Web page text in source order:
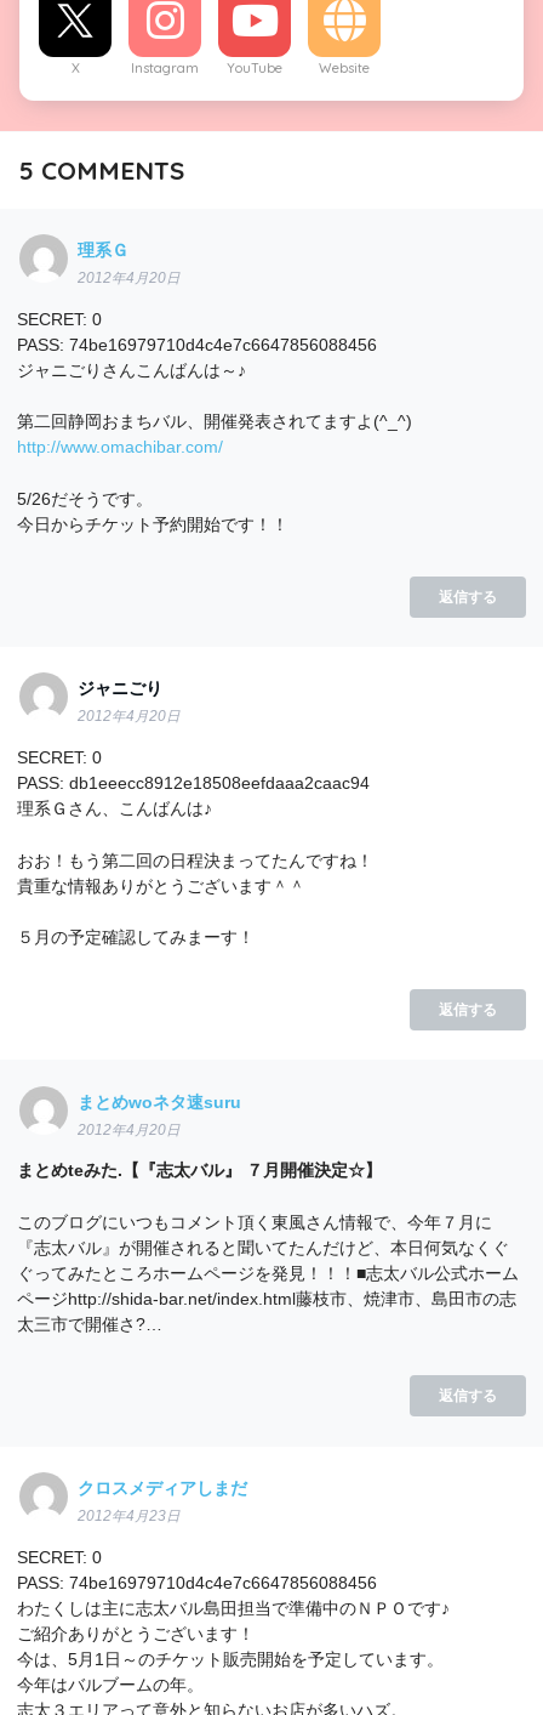
X Instagram YouTube Website
5 COMMENTS
理系Ｇ
2012年4月20日
SECRET: 0
PASS: 74be16979710d4c4e7c6647856088456
ジャニごりさんこんばんは～♪
第二回静岡おまちバル、開催発表されてますよ(^_^)
http://www.omachibar.com/
5/26だそうです。
今日からチケット予約開始です！！
返信する
ジャニごり
2012年4月20日
SECRET: 0
PASS: db1eeecc8912e18508eefdaaa2caac94
理系Ｇさん、こんばんは♪
おお！もう第二回の日程決まってたんですね！
貴重な情報ありがとうございます＾＾
５月の予定確認してみまーす！
返信する
まとめwoネタ速suru
2012年4月20日
まとめteみた.【『志太バル』 ７月開催決定☆】
このブログにいつもコメント頂く東風さん情報で、今年７月に
『志太バル』が開催されると聞いてたんだけど、本日何気なくぐ
ぐってみたところホームページを発見！！！■志太バル公式ホーム
ページhttp://shida-bar.net/index.html藤枝市、焼津市、島田市の志
太三市で開催さ?…
返信する
クロスメディアしまだ
2012年4月23日
SECRET: 0
PASS: 74be16979710d4c4e7c6647856088456
わたくしは主に志太バル島田担当で準備中のＮＰＯです♪
ご紹介ありがとうございます！
今は、5月1日～のチケット販売開始を予定しています。
今年はバルブームの年。
志太３エリアって意外と知らないお店が多いハズ。